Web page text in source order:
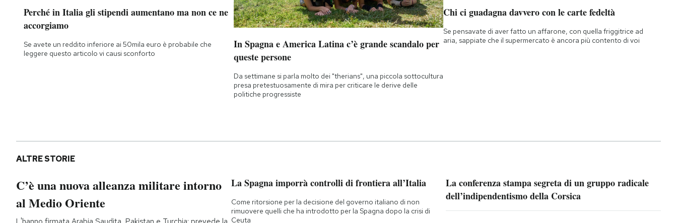
Perché in Italia gli stipendi aumentano ma non ce ne
accorgiamo
Se avete un reddito inferiore ai 50mila euro è probabile che
leggere questo articolo vi causi sconforto
In Spagna e America Latina c’è grande scandalo per
queste persone
Da settimane si parla molto dei "therians", una piccola sottocultura
presa pretestuosamente di mira per criticare le derive delle
politiche progressiste
Chi ci guadagna davvero con le carte fedeltà
Se pensavate di aver fatto un affarone, con quella friggitrice ad
aria, sappiate che il supermercato è ancora più contento di voi
ALTRE STORIE
C’è una nuova alleanza militare intorno
al Medio Oriente
La Spagna imporrà controlli di frontiera all’Italia
Come ritorsione per la decisione del governo italiano di non
rimuovere quelli che ha introdotto per la Spagna dopo la crisi di
Ceuta
La conferenza stampa segreta di un gruppo radicale
dell’indipendentismo della Corsica